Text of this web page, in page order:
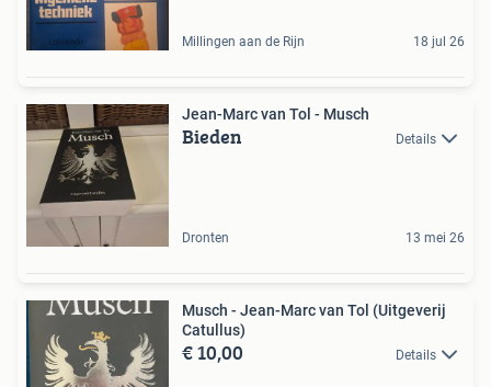
Millingen aan de Rijn 18 jul 26
Jean-Marc van Tol - Musch
Bieden Details
Dronten 13 mei 26
Musch - Jean-Marc van Tol (Uitgeverij
Catullus)
€ 10,00 Details